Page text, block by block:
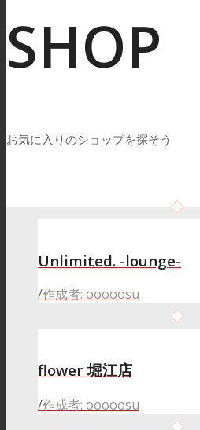
SHOP
お気に入りのショップを探そう
Unlimited. -lounge-
/作成者: ooooosu
flower 堀江店
/作成者: ooooosu